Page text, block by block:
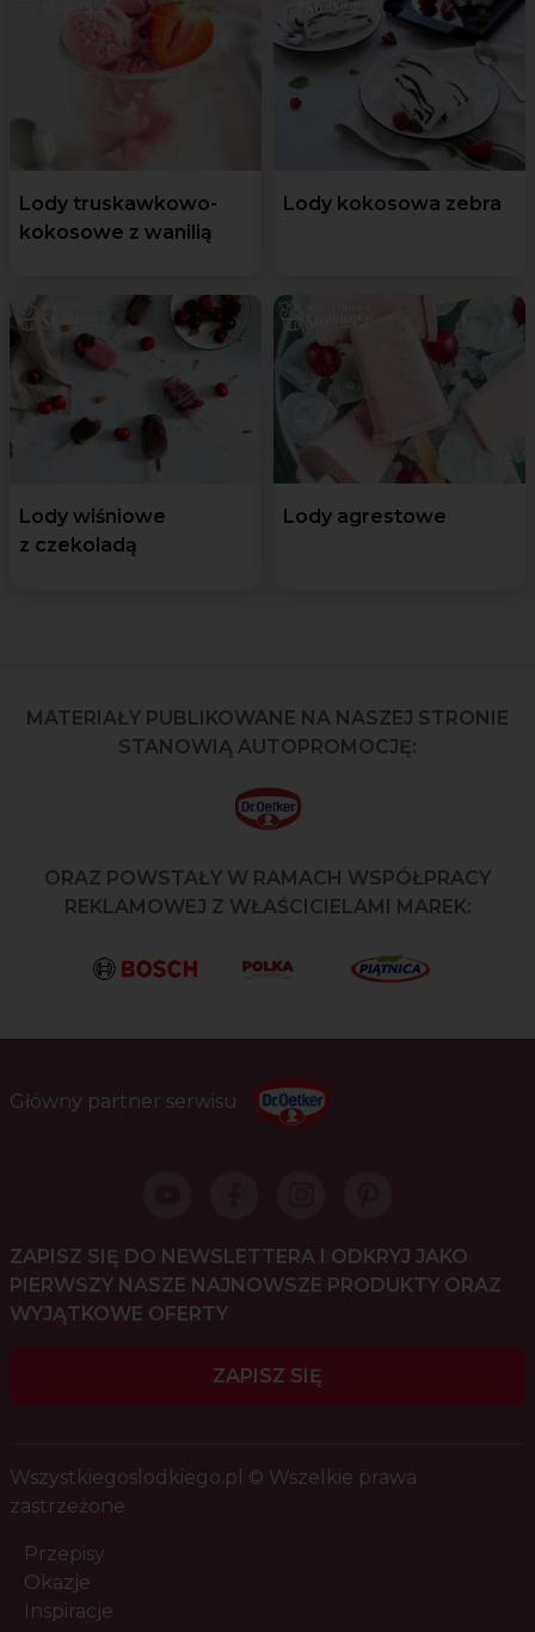
Lody truskawkowo-
kokosowe z wanilią
Lody kokosowa zebra
Lody wiśniowe
z czekoladą
Lody agrestowe
MATERIAŁY PUBLIKOWANE NA NASZEJ STRONIE
STANOWIĄ AUTOPROMOCJĘ:
ORAZ POWSTAŁY W RAMACH WSPÓŁPRACY
REKLAMOWEJ Z WŁAŚCICIELAMI MAREK:
Główny partner serwisu
ZAPISZ SIĘ DO NEWSLETTERA I ODKRYJ JAKO
PIERWSZY NASZE NAJNOWSZE PRODUKTY ORAZ
WYJĄTKOWE OFERTY
ZAPISZ SIĘ
Wszystkiegoslodkiego.pl © Wszelkie prawa
zastrzeżone
Przepisy
Okazje
Inspiracje